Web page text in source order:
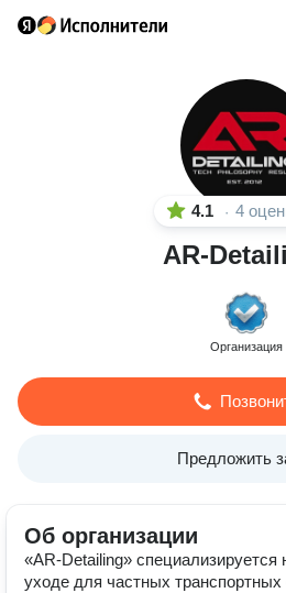
4.1 · 4
AR-
Организация
Предложить
Об организации
«AR-Detailing»
уходе для частных